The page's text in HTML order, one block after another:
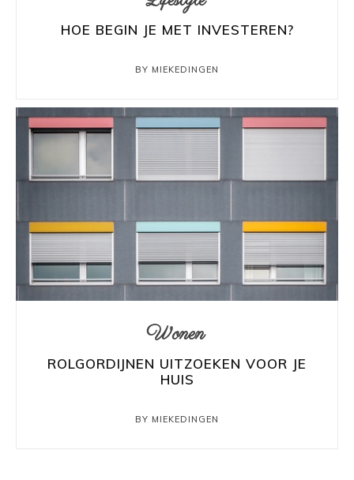
HOE BEGIN JE MET INVESTEREN?
BY MIEKEDINGEN
Wonen
ROLGORDIJNEN UITZOEKEN VOOR JE
HUIS
BY MIEKEDINGEN